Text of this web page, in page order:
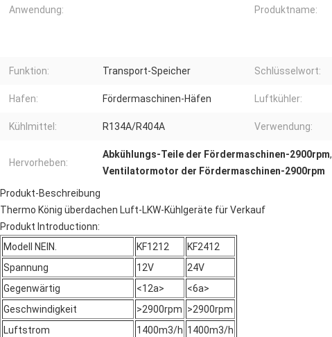
Anwendung: Produktname:
Funktion: Transport-Speicher Schlüsselwort:
Hafen: Fördermaschinen-Häfen Luftkühler:
Kühlmittel: R134A/R404A Verwendung:
Hervorheben:
Abkühlungs-Teile der Fördermaschinen-2900rpm,
Ventilatormotor der Fördermaschinen-2900rpm
Produkt-Beschreibung
Thermo König überdachen Luft-LKW-Kühlgeräte für Verkauf
Produkt Introductionn:
Modell NEIN.
KF1212
KF2412
Spannung
12V
24V
Gegenwärtig
<12a>
<6a>
Geschwindigkeit
>2900rpm >2900rpm
Luftstrom
1400m3/h 1400m3/h